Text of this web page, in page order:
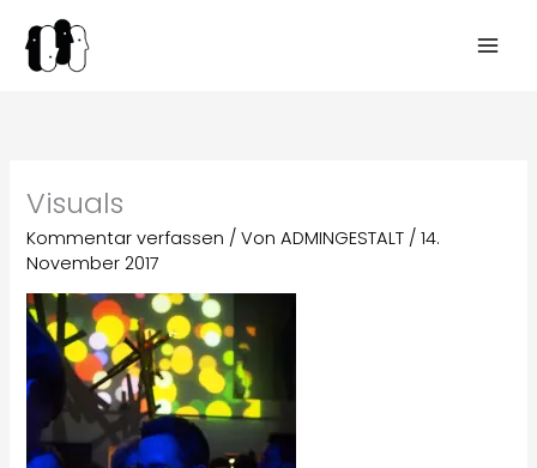
Inhalt
springen
Visuals
Kommentar verfassen / VonADMINGESTALT /14.
November 2017